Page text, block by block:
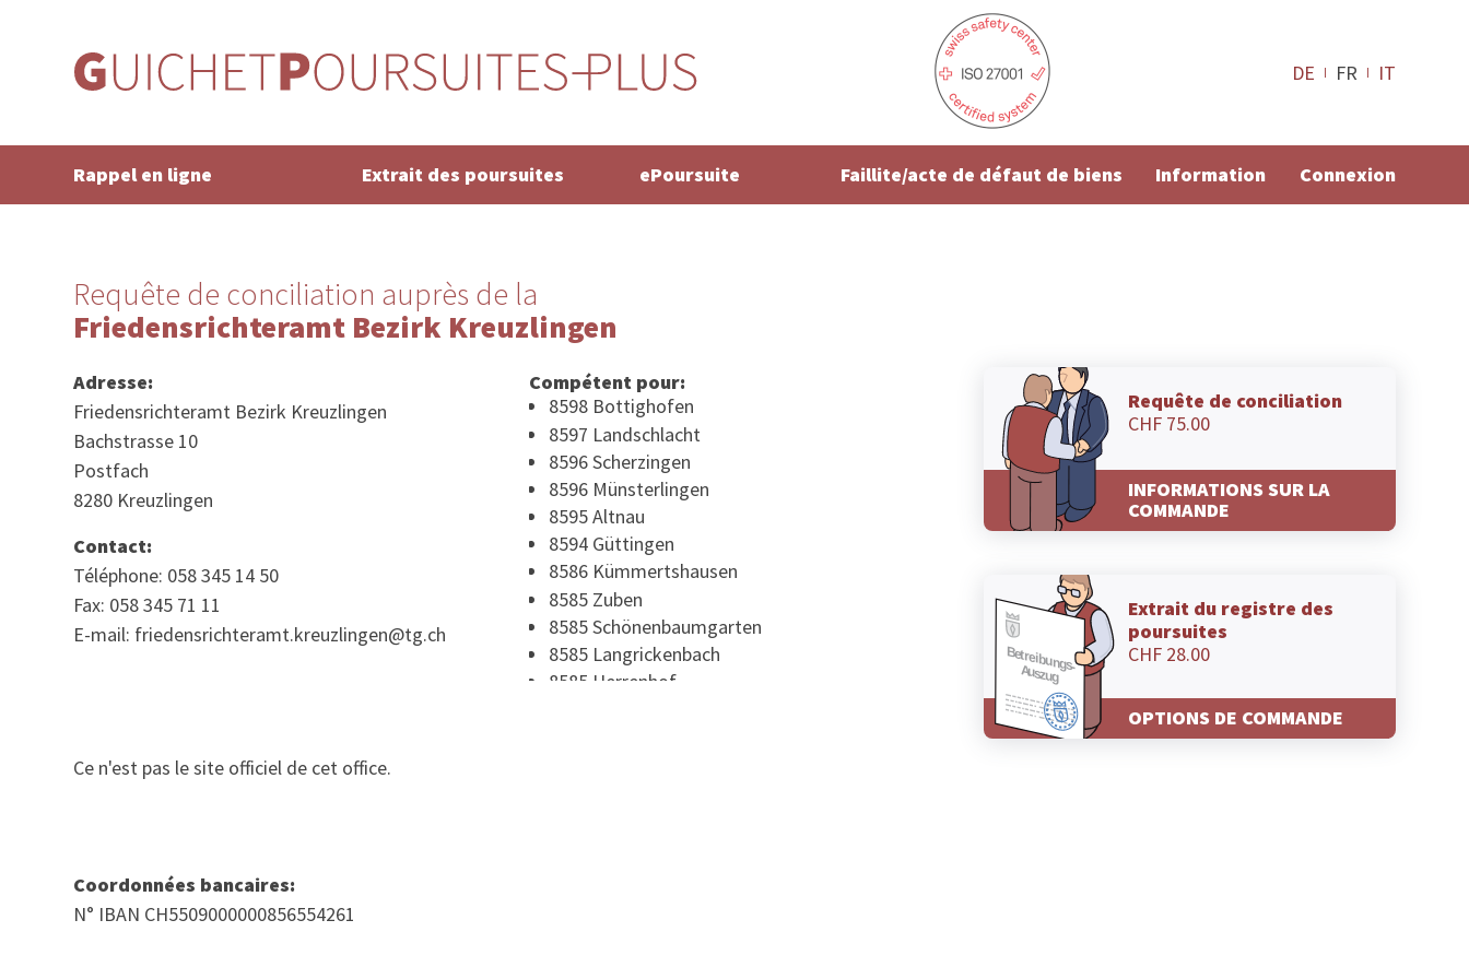
DE FR IT
Rappel en ligne Extrait des poursuites ePoursuite Faillite/acte de défaut de biens Information Connexion
Requête de conciliation auprès de la
Friedensrichteramt Bezirk Kreuzlingen
Adresse:
Friedensrichteramt Bezirk Kreuzlingen
Bachstrasse 10
Postfach
8280 Kreuzlingen
Contact:
Téléphone: 058 345 14 50
Fax: 058 345 71 11
E-mail: friedensrichteramt.kreuzlingen@tg.ch
Compétent pour:
8598 Bottighofen
8597 Landschlacht
8596 Scherzingen
8596 Münsterlingen
8595 Altnau
8594 Güttingen
8586 Kümmertshausen
8585 Zuben
8585 Schönenbaumgarten
8585 Langrickenbach
8585 Herrenhof
Requête de conciliation
CHF 75.00
INFORMATIONS SUR LA
COMMANDE
Extrait du registre des
poursuites
CHF 28.00
OPTIONS DE COMMANDE
Ce n'est pas le site officiel de cet office.
Coordonnées bancaires:
N° IBAN CH5509000000856554261